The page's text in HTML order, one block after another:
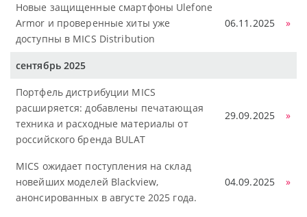
Новые защищенные смартфоны Ulefone
Armor и проверенные хиты уже
доступны в MICS Distribution
06.11.2025 »
сентябрь 2025
Портфель дистрибуции MICS
расширяется: добавлены печатающая
техника и расходные материалы от
российского бренда BULAT
29.09.2025 »
MICS ожидает поступления на склад
новейших моделей Blackview,
анонсированных в августе 2025 года.
04.09.2025 »